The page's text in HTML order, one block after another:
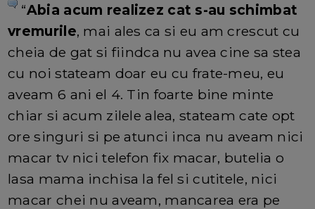
“Abia acum realizez cat s-au schimbat
vremurile, mai ales ca si eu am crescut cu
cheia de gat si fiindca nu avea cine sa stea
cu noi stateam doar eu cu frate-meu, eu
aveam 6 ani el 4. Tin foarte bine minte
chiar si acum zilele alea, stateam cate opt
ore singuri si pe atunci inca nu aveam nici
macar tv nici telefon fix macar, butelia o
lasa mama inchisa la fel si cutitele, nici
macar chei nu aveam, mancarea era pe